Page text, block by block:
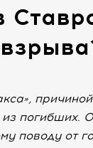
из погибших.
поводу от